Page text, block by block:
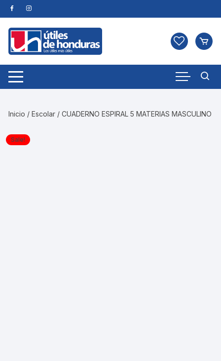
Skip
to
content
Inicio /Escolar / CUADERNO ESPIRAL 5 MATERIAS MASCULINO
Sale!